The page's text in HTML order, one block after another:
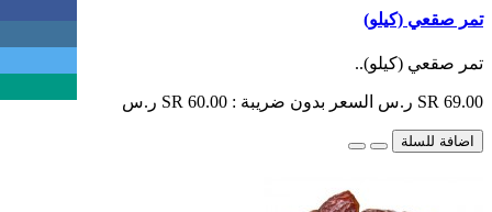
تمر صقعي (كيلو)
تمر صقعي (كيلو)..
SR 69.00 ر.س السعر بدون ضريبة : SR 60.00 ر.س
اضافة للسلة